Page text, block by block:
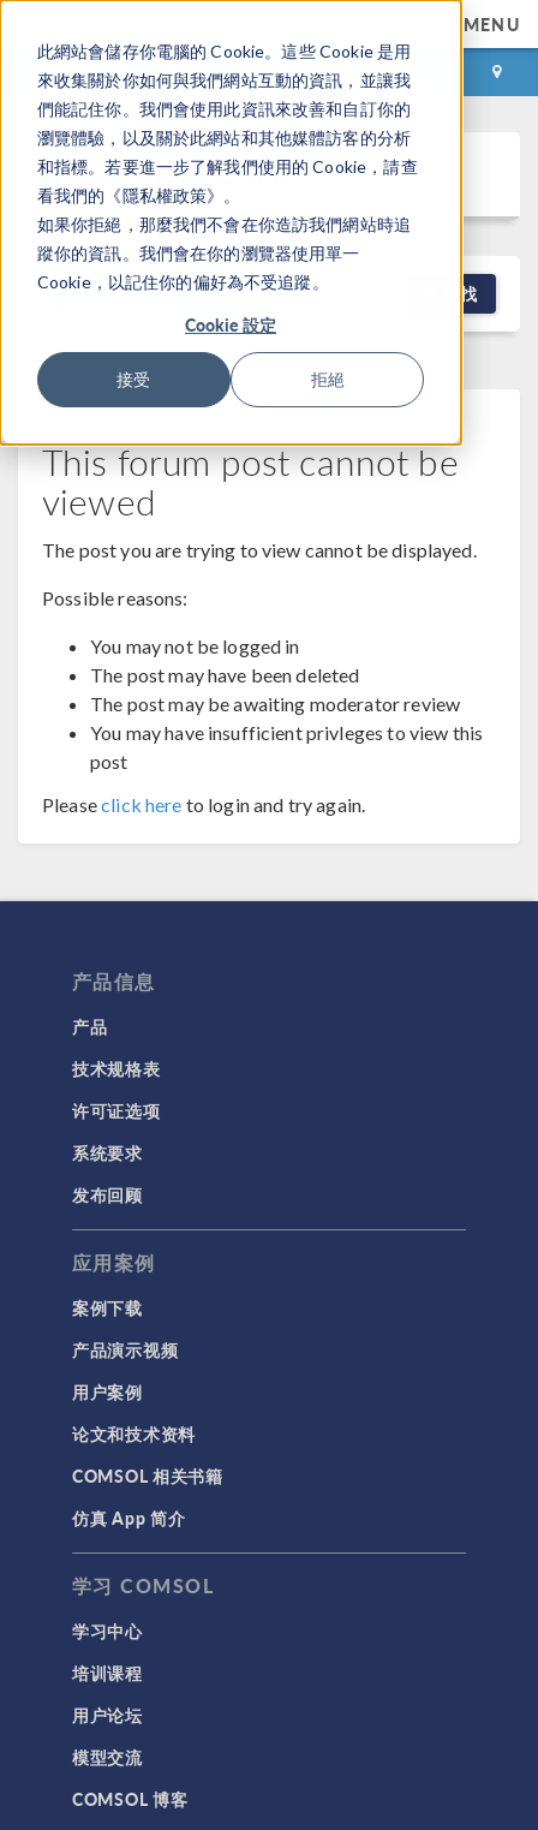
此網站會儲存你電腦的 Cookie。這些 Cookie 是用
來收集關於你如何與我們網站互動的資訊，並讓我
們能記住你。我們會使用此資訊來改善和自訂你的
瀏覽體驗，以及關於此網站和其他媒體訪客的分析
和指標。若要進一步了解我們使用的 Cookie，請查
看我們的《隱私權政策》。
如果你拒絕，那麼我們不會在你造訪我們網站時追
蹤你的資訊。我們會在你的瀏覽器使用單一
Cookie，以記住你的偏好為不受追蹤。
Cookie 設定
接受 拒絕
MENU
登录 咨询与购买
Discussion Forum
NEW DISCUSSION 查找
This forum post cannot be
viewed
The post you are trying to view cannot be displayed.
Possible reasons:
You may not be logged in
The post may have been deleted
The post may be awaiting moderator review
You may have insufficient privleges to view this
post
Pleaseclick here to login and try again.
产品信息
产品
技术规格表
许可证选项
系统要求
发布回顾
应用案例
案例下载
产品演示视频
用户案例
论文和技术资料
COMSOL 相关书籍
仿真 App 简介
学习 COMSOL
学习中心
培训课程
用户论坛
模型交流
COMSOL 博客